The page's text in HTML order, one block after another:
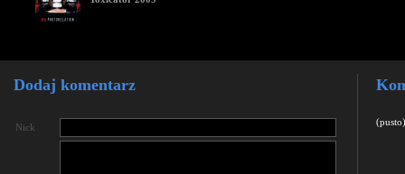
Dodaj komentarz
Nick (pusto)